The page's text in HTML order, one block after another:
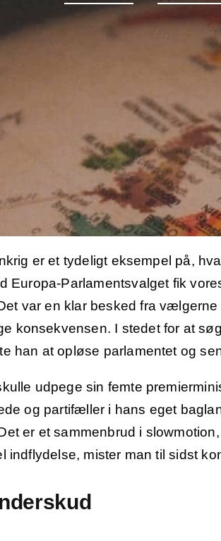
er et tydeligt eksempel på,
Europa-Parlamentsvalget fik
var en klar besked fra
konsekvensen. I stedet for at
han at opløse parlamentet og
udpege sin femte
og partifæller i hans eget
er et sammenbrud i
indflydelse, mister man til sidst